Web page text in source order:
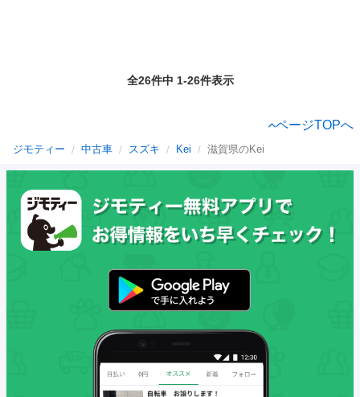
全26件中 1-26件表示
ページTOPへ
ジモティー 中古車 スズキ Kei 滋賀県のKei